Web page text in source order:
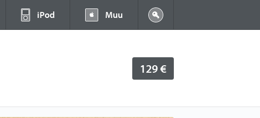
iPod Muu
129 €